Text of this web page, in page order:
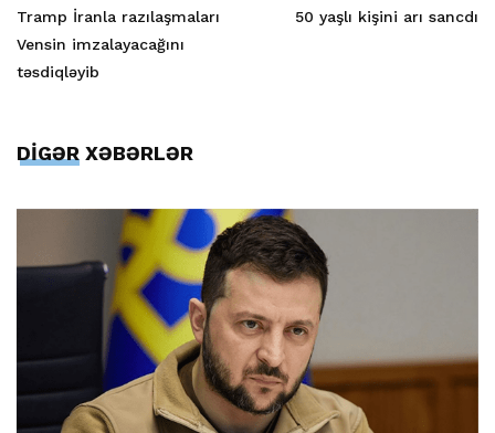
Tramp İranla razılaşmaları
Vensin imzalayacağını
təsdiqləyib
50 yaşlı kişini arı sancdı
DİGƏR XƏBƏRLƏR